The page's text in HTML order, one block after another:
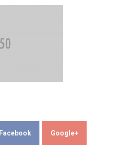
Facebook Google+